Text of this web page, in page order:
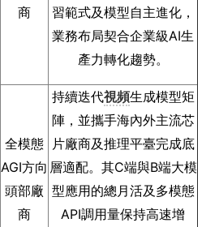
商
習範式及模型自主進化，
業務布局契合企業級AI生
產力轉化趨勢。
全模態
AGI方向
頭部廠
商
持續迭代視頻生成模型矩
陣，並攜手海內外主流芯
片廠商及推理平臺完成底
層適配。其C端與B端大模
型應用的總月活及多模態
API調用量保持高速增